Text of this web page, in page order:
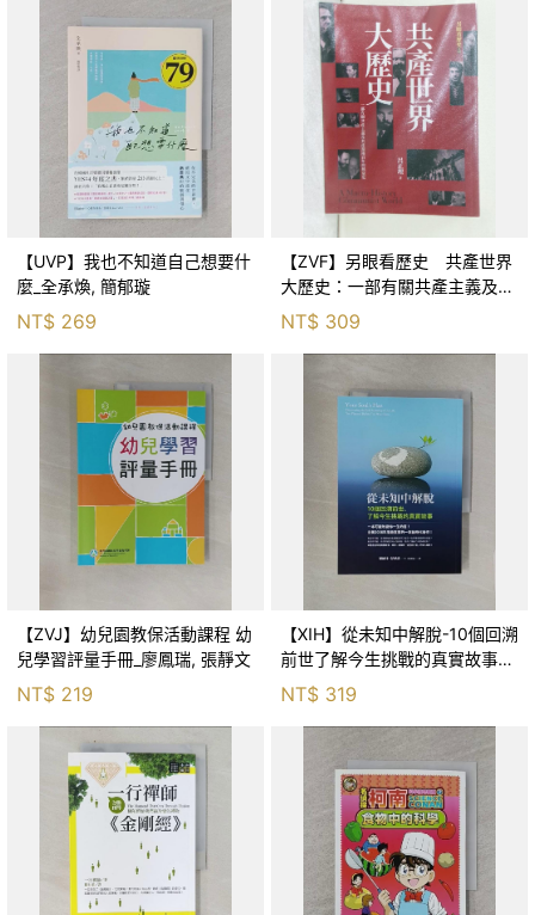
【UVP】我也不知道自己想要什
麼_全承煥, 簡郁璇
NT$ 269
【ZVF】另眼看歷史 共產世界
大歷史：一部有關共產主義及共
產黨兩百年的興衰史_呂正理
NT$ 309
【ZVJ】幼兒園教保活動課程 幼
兒學習評量手冊_廖鳳瑞, 張靜文
NT$ 219
【XIH】從未知中解脫-10個回溯
前世了解今生挑戰的真實故事_
羅伯特．舒
NT$ 319